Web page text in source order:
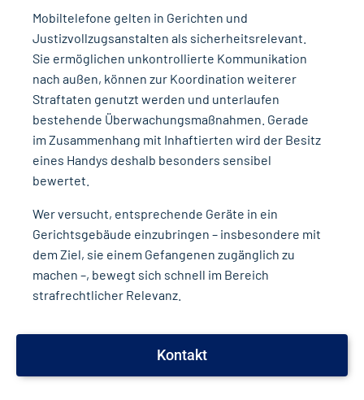
Mobiltelefone gelten in Gerichten und
Justizvollzugsanstalten als sicherheitsrelevant.
Sie ermöglichen unkontrollierte Kommunikation
nach außen, können zur Koordination weiterer
Straftaten genutzt werden und unterlaufen
bestehende Überwachungsmaßnahmen. Gerade
im Zusammenhang mit Inhaftierten wird der Besitz
eines Handys deshalb besonders sensibel
bewertet.
Wer versucht, entsprechende Geräte in ein
Gerichtsgebäude einzubringen – insbesondere mit
dem Ziel, sie einem Gefangenen zugänglich zu
machen –, bewegt sich schnell im Bereich
strafrechtlicher Relevanz.
Kontakt